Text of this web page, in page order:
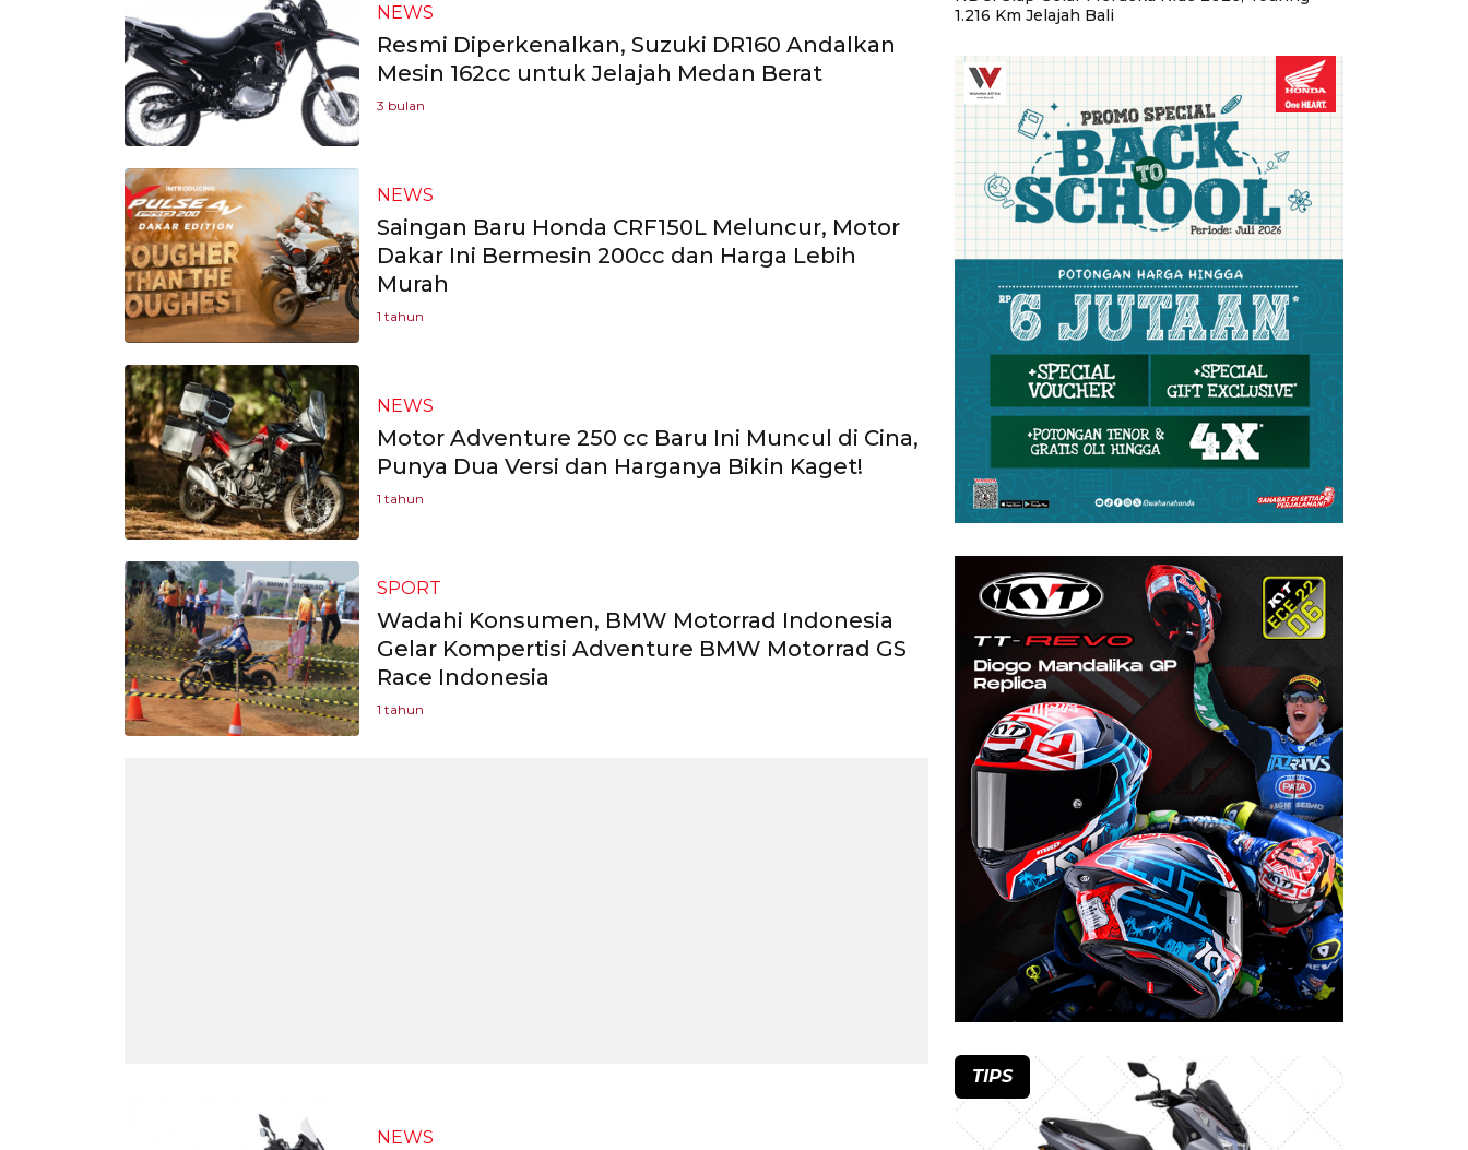
NEWS
Resmi Diperkenalkan, Suzuki DR160 Andalkan
Mesin 162cc untuk Jelajah Medan Berat
3 bulan
NEWS
Saingan Baru Honda CRF150L Meluncur, Motor
Dakar Ini Bermesin 200cc dan Harga Lebih
Murah
1 tahun
NEWS
Motor Adventure 250 cc Baru Ini Muncul di Cina,
Punya Dua Versi dan Harganya Bikin Kaget!
1 tahun
SPORT
Wadahi Konsumen, BMW Motorrad Indonesia
Gelar Kompertisi Adventure BMW Motorrad GS
Race Indonesia
1 tahun
NEWS
1.216 Km Jelajah Bali
TIPS